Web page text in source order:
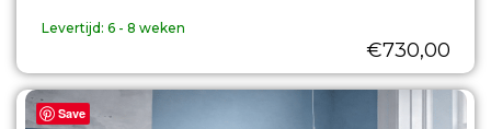
€730,00
Levertijd: 6 - 8 weken
Save